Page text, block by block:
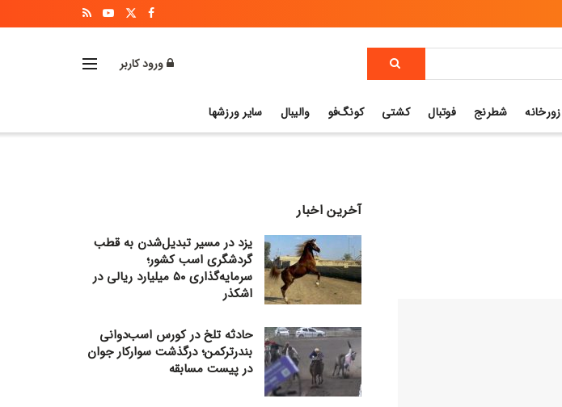
ورود کاربر
زورخانه شطرنج فوتبال کشتی کونگ‌فو والیبال سایر ورزشها
آخرین اخبار
یزد در مسیر تبدیل‌شدن به قطب
گردشگری اسب کشور؛
سرمایه‌گذاری ۵۰ میلیارد ریالی در
اشکذر
حادثه تلخ در کورس اسب‌دوانی
بندرترکمن؛ درگذشت سوارکار جوان
در پیست مسابقه